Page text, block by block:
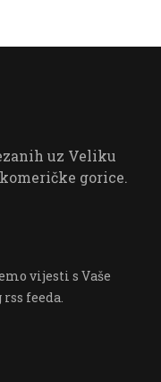
uz Veliku
gorice.
vijesti s Vaše
feeda.